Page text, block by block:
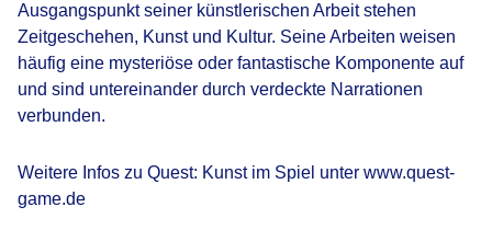
Ausgangspunkt seiner künstlerischen Arbeit stehen
Zeitgeschehen, Kunst und Kultur. Seine Arbeiten weisen
häufig eine mysteriöse oder fantastische Komponente auf
und sind untereinander durch verdeckte Narrationen
verbunden.
Weitere Infos zu Quest: Kunst im Spiel unter www.quest-
game.de